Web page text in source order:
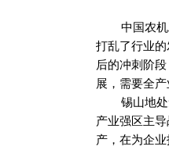
中国农机工
打乱了行业
后的冲刺阶
展，需要全
锡山地处无
产业强区主
产，在为企